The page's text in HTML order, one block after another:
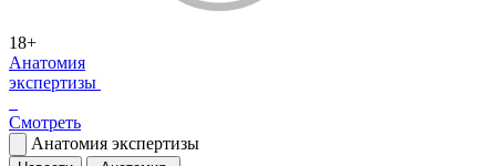
18+
Анатомия
экспертизы
Смотреть
Анатомия экспертизы